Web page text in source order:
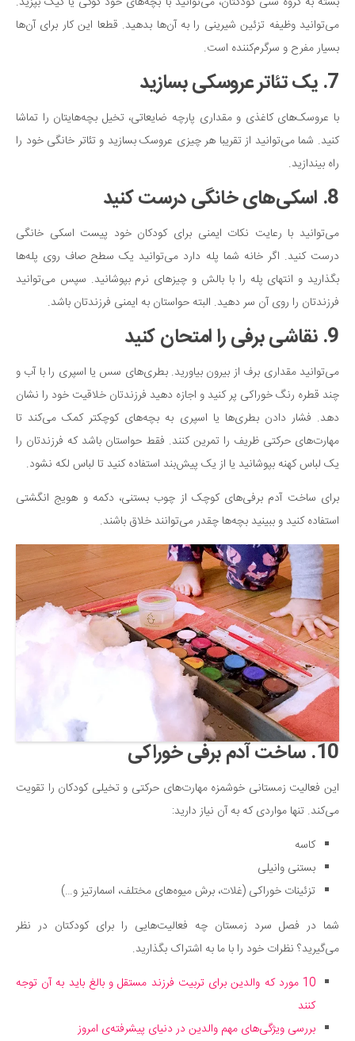
می‌توانید وظیفه تزئین شیرینی را به آن‌ها بدهید. قطعا این کار برای آن‌ها
بسیار مفرح و سرگرم‌کننده است.
7. یک تئاتر عروسکی بسازید
با عروسک‌های کاغذی و مقداری پارچه ضایعاتی، تخیل بچه‌هایتان را تماشا
کنید. شما می‌توانید از تقریبا هر چیزی عروسک بسازید و تئاتر خانگی خود را
راه بیندازید.
8. اسکی‌های خانگی درست کنید
می‌توانید با رعایت نکات ایمنی برای کودکان خود پیست اسکی خانگی
درست کنید. اگر خانه شما پله دارد می‌توانید یک سطح صاف روی پله‌ها
بگذارید و انتهای پله را با بالش و چیزهای نرم بپوشانید. سپس می‌توانید
فرزندتان را روی آن سر دهید. البته حواستان به ایمنی فرزندتان باشد.
9. نقاشی برفی را امتحان کنید
می‌توانید مقداری برف از بیرون بیاورید. بطری‌های سس یا اسپری را با آب و
چند قطره رنگ خوراکی پر کنید و اجازه دهید فرزندتان خلاقیت خود را نشان
دهد. فشار دادن بطری‌ها یا اسپری به بچه‌های کوچکتر کمک می‌کند تا
مهارت‌های حرکتی ظریف را تمرین کنند. فقط حواستان باشد که فرزندتان را
یک لباس کهنه بپوشانید یا از یک پیش‌بند استفاده کنید تا لباس لکه نشود.
برای ساخت آدم برفی‌های کوچک از چوب‌ بستنی، دکمه‌ و هویج انگشتی
استفاده کنید و ببینید بچه‌ها چقدر می‌توانند خلاق باشند.
10. ساخت آدم برفی خوراکی
این فعالیت زمستانی خوشمزه مهارت‌های حرکتی و تخیلی کودکان را تقویت
می‌کند. تنها مواردی که به آن نیاز دارید:
کاسه
بستنی وانیلی
تزئینات خوراکی (غلات، برش میوه‌های مختلف، اسمارتیز و…)
شما در فصل سرد زمستان چه فعالیت‌هایی را برای کودکتان در نظر
می‌گیرید؟ نظرات خود را با ما به اشتراک بگذارید.
10 مورد که والدین برای تربیت فرزند مستقل و بالغ باید به آن توجه
کنند
بررسی ویژگی‌های مهم والدین در دنیای پیشرفته‌ی امروز